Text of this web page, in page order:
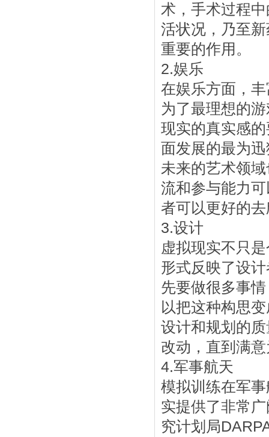
术，手术过程
活状况，乃至
重要的作用。
2.娱乐
在娱乐方面，
为了最理想的
现实的真实感
面发展的最为
未来的艺术领
流和参与能力
者可以更好的
3.设计
虚拟现实不只
形式反映了设
先要做很多事
以把这种构思
设计和规划的
改动，直到满
4.军事航天
模拟训练在军
实提供了非常
究计划局